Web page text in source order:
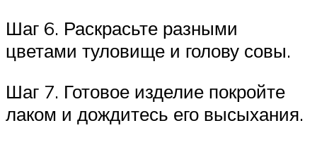
Шаг 6. Раскрасьте разными
цветами туловище и голову совы.
Шаг 7. Готовое изделие покройте
лаком и дождитесь его высыхания.